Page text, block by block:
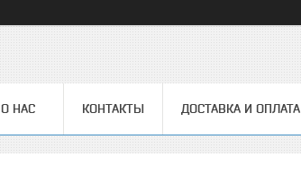
О НАС КОНТАКТЫ ДОСТАВКА И ОПЛАТА